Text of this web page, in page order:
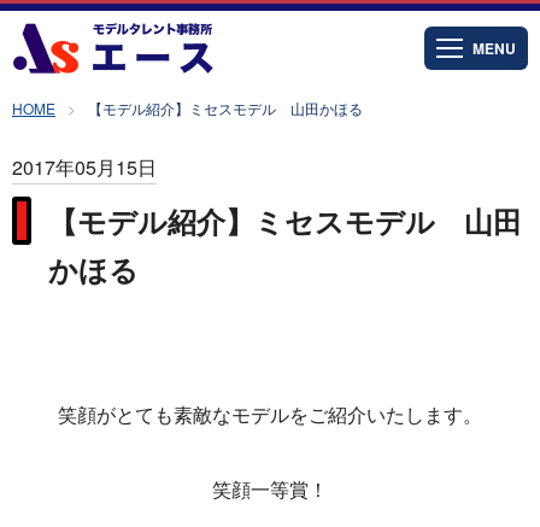
MENU
HOME 【モデル紹介】ミセスモデル 山田かほる
2017年05月15日
【モデル紹介】ミセスモデル 山田
かほる
笑顔がとても素敵なモデルをご紹介いたします。
笑顔一等賞！